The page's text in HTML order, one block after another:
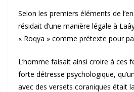
Selon les premiers éléments de
résidait d’une manière légale à
« Roqya » comme prétexte pour
L’homme faisait ainsi croire à ces
forte détresse psychologique,
avec des versets coraniques était